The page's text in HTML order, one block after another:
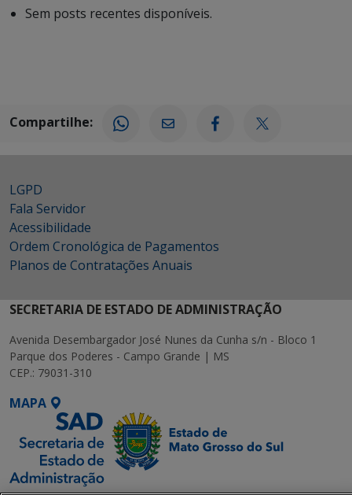
Sem posts recentes disponíveis.
Compartilhe:
LGPD
Fala Servidor
Acessibilidade
Ordem Cronológica de Pagamentos
Planos de Contratações Anuais
SECRETARIA DE ESTADO DE ADMINISTRAÇÃO
Avenida Desembargador José Nunes da Cunha s/n - Bloco 1
Parque dos Poderes - Campo Grande | MS
CEP.: 79031-310
MAPA